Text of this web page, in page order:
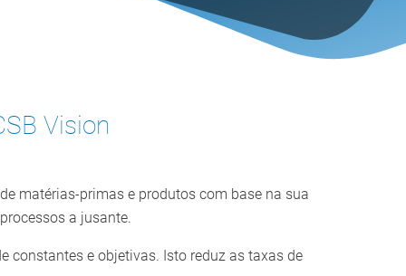
Vision
matérias-primas e produtos com base na sua
a jusante.
constantes e objetivas. Isto reduz as taxas de